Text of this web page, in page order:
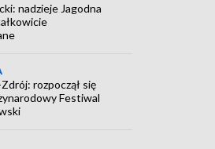
nadzieje Jagodna
rozpoczął się
Festiwal